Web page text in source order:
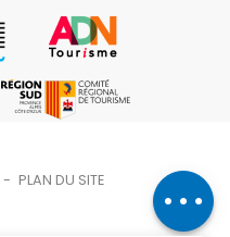
Prestations
- PLAN DU SITE